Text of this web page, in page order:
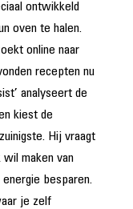
ontwikkeld
oven te halen.
online naar
recepten nu
analyseert de
kiest de
Hij vraagt
maken van
besparen.
je zelf